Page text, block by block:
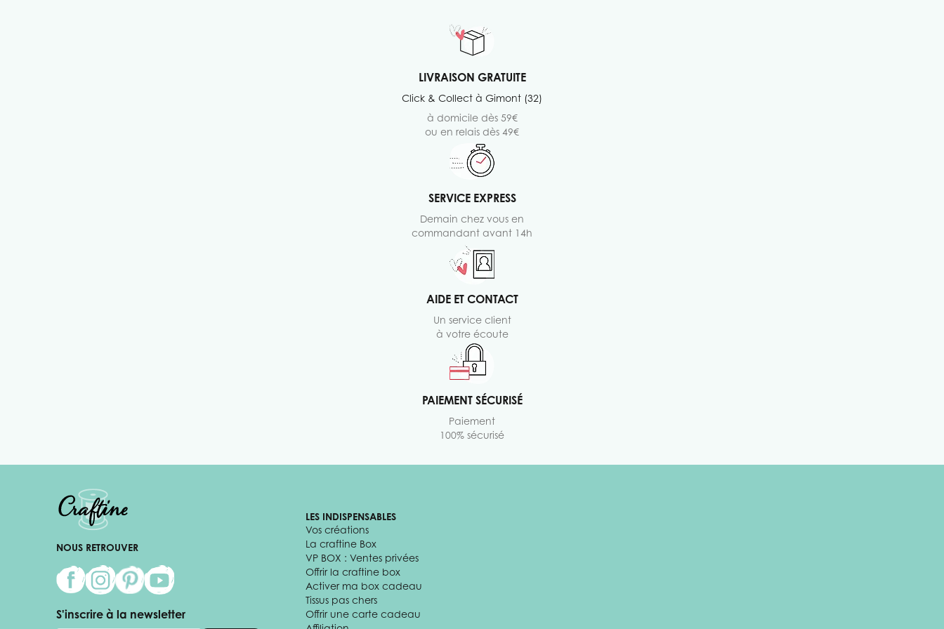
LIVRAISON GRATUITE
Click & Collect à Gimont (32)
à domicile dès 59€
ou en relais dès 49€
SERVICE EXPRESS
Demain chez vous en
commandant avant 14h
AIDE ET CONTACT
Un service client
à votre écoute
PAIEMENT SÉCURISÉ
Paiement
100% sécurisé
NOUS RETROUVER
S'inscrire à la newsletter
LES INDISPENSABLES
Vos créations
La craftine Box
VP BOX : Ventes privées
Offrir la craftine box
Activer ma box cadeau
Tissus pas chers
Offrir une carte cadeau